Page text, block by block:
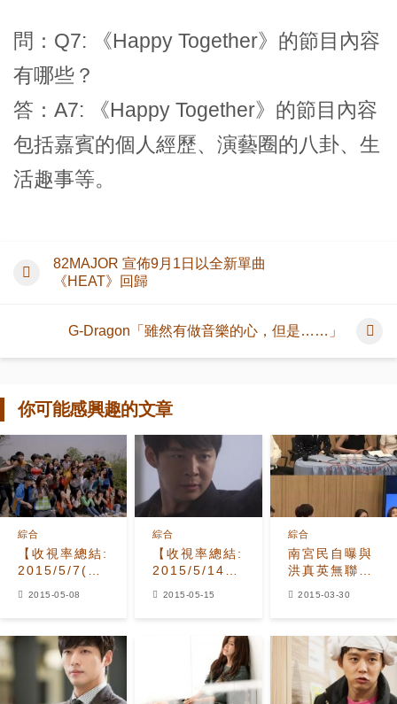
問：Q7: 《Happy Together》的節目內容
有哪些？
答：A7: 《Happy Together》的節目內容
包括嘉賓的個人經歷、演藝圈的八卦、生
活趣事等。
82MAJOR 宣佈9月1日以全新單曲
《HEAT》回歸
G-Dragon「雖然有做音樂的心，但是……」
你可能感興趣的文章
【收視率總結:
2015/5/7(四)】
《憤怒的媽
道的少女》
綜合
2015-05-08
【收視率總結:
2015/5/14(四)】
朴有天揭南宮
綜合
2015-05-15
南宮民自曝與
洪真英無聯繫
因為彼此...
綜合
2015-03-30